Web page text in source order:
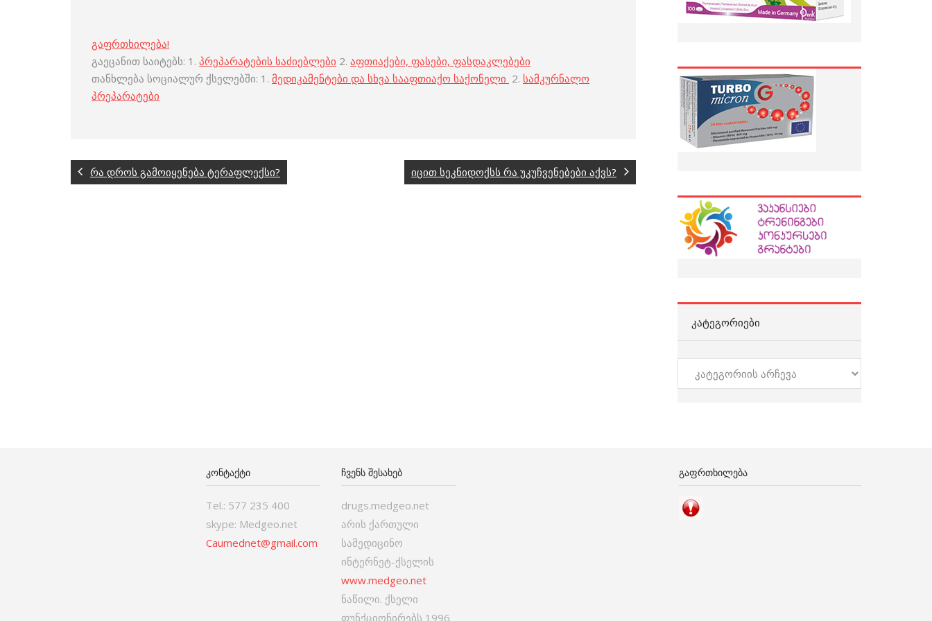
გაფრთხილება!
გაეცანით საიტებს: 1. პრეპარატების საძიებლები 2. აფთიაქები, ფასები, ფასდაკლებები
თანხლება სოციალურ ქსელებში: 1. მედიკამენტები და სხვა სააფთიაქო საქონელი 2. სამკურნალო
პრეპარატები
რა დროს გამოიყენება ტერაფლექსი? იცით სეკნიდოქსს რა უკუჩვენებები აქვს?
ᲙᲐᲢᲔᲒᲝᲠᲘᲔᲑᲘ
კატეგორიები
ᲙᲝᲜᲢᲐᲥᲢᲘ
Tel.: 577 235 400
skype: Medgeo.net
Caumednet@gmail.com
ᲩᲕᲔᲜᲡ ᲨᲔᲡᲐᲮᲔᲑ
drugs.medgeo.net
არის ქართული
სამედიცინო
ინტერნეტ-ქსელის
www.medgeo.net
ნაწილი. ქსელი
ფუნქციონირებს 1996
ᲒᲐᲤᲠᲗᲮᲘᲚᲔᲑᲐ